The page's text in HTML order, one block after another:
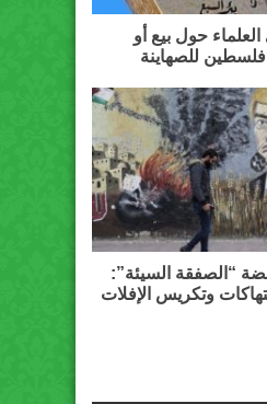
حول بيع أو
للصهاينة
“الصفقة السيئة”:
وتكريس الإفلات